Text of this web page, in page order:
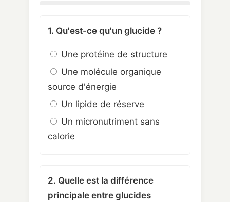
1. Qu'est-ce qu'un glucide ?
Une protéine de structure
Une molécule organique
source d'énergie
Un lipide de réserve
Un micronutriment sans
calorie
2. Quelle est la différence
principale entre glucides